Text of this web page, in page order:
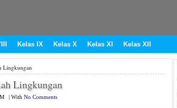
Kelas IX Kelas X Kelas XI Kelas XII
Lingkungan
Lingkungan
With No Comments